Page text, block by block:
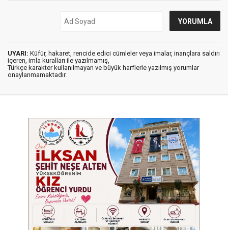
UYARI: Küfür, hakaret, rencide edici cümleler veya imalar, inançlara saldırı
içeren, imla kuralları ile yazılmamış,
Türkçe karakter kullanılmayan ve büyük harflerle yazılmış yorumlar
onaylanmamaktadır.